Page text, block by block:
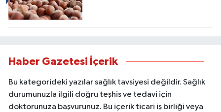
Haber Gazetesi İçerik
Bu kategorideki yazılar sağlık tavsiyesi değildir. Sağlık
durumunuzla ilgili doğru teşhis ve tedavi için
doktorunuza başvurunuz. Bu içerik ticari iş birliği veya